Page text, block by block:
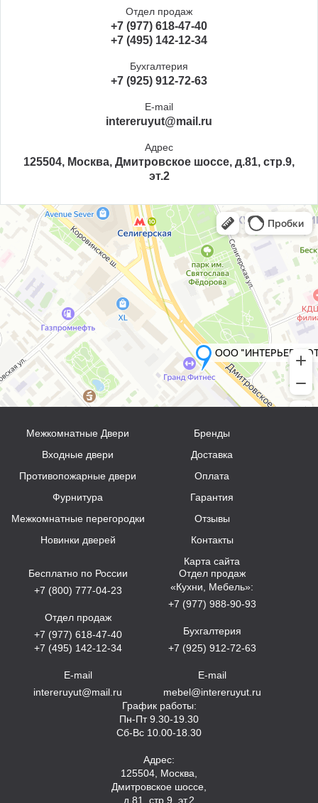
Отдел продаж
+7 (977) 618-47-40
+7 (495) 142-12-34
Бухгалтерия
+7 (925) 912-72-63
E-mail
intereruyut@mail.ru
Адрес
125504, Москва, Дмитровское шоссе, д.81, стр.9,
эт.2
Межкомнатные Двери
Входные двери
Противопожарные двери
Фурнитура
Межкомнатные перегородки
Новинки дверей
Бренды
Доставка
Оплата
Гарантия
Отзывы
Контакты
Карта сайта
Бесплатно по России
+7 (800) 777-04-23
Отдел продаж
+7 (977) 618-47-40
+7 (495) 142-12-34
E-mail
intereruyut@mail.ru
Отдел продаж
«Кухни, Мебель»:
+7 (977) 988-90-93
Бухгалтерия
+7 (925) 912-72-63
E-mail
mebel@intereruyut.ru
График работы:
Пн-Пт 9.30-19.30
Сб-Вс 10.00-18.30
Адрес:
125504, Москва,
Дмитровское шоссе,
д.81, стр.9, эт.2